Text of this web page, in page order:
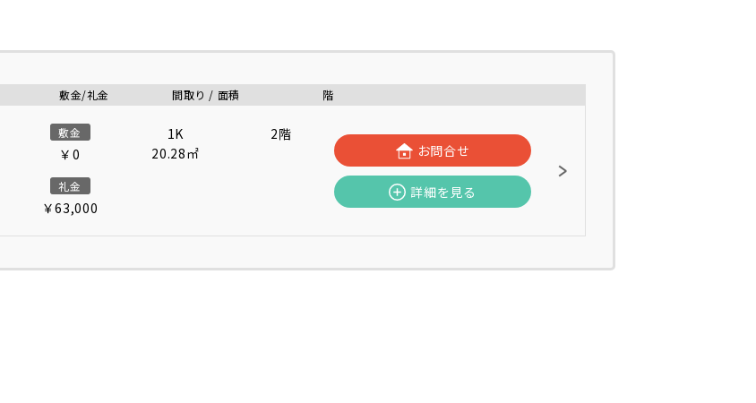
敷金/礼金 間取り / 面積 階
敷金
￥0
礼金
￥63,000
1K
20.28㎡
2階
お問合せ
詳細を見る